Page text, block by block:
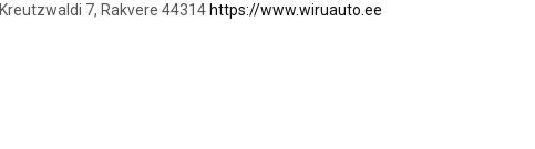
Kreutzwaldi 7, Rakvere 44314 https://www.wiruauto.ee